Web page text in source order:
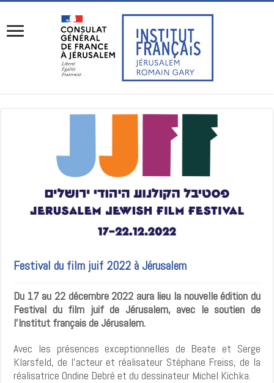
Festival du film juif 2022 à Jérusalem
Du 17 au 22 décembre 2022 aura lieu la nouvelle édition du
Festival du film juif de Jérusalem, avec le soutien de
l’Institut français de Jérusalem.
Avec les présences exceptionnelles de Beate et Serge
Klarsfeld, de l’acteur et réalisateur Stéphane Freiss, de la
réalisatrice Ondine Debré et du dessinateur Michel Kichka.